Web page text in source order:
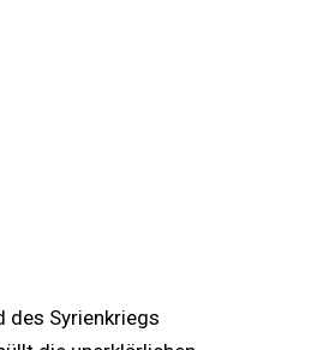
des Syrienkriegs